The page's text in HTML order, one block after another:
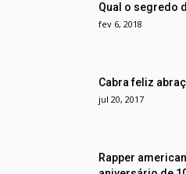
Qual o segredo
fev 6, 2018
Cabra feliz
jul 20, 2017
Rapper